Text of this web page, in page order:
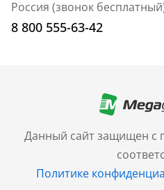
Данный сайт защищен с
Политике
Россия (звонок
8 800 555-63-42
+7 (499) 705-30-10
Санкт-Петербург
+7 (812) 600-77-33
Барнаул